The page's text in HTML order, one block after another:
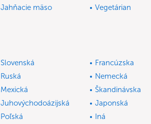
Jahňacie mäso Vegetárian
Slovenská Francúzska
Ruská Nemecká
Mexická Škandinávska
Juhovýchodoázijská Japonská
Poľská Iná